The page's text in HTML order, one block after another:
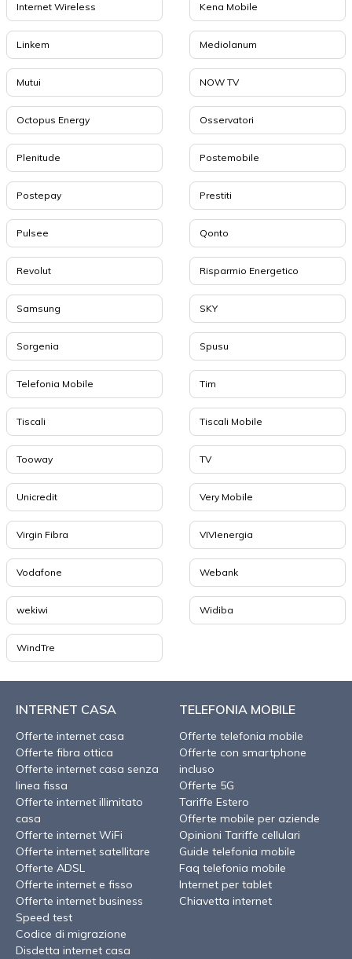
Internet Wireless Kena Mobile
Linkem Mediolanum
Mutui NOW TV
Octopus Energy Osservatori
Plenitude Postemobile
Postepay Prestiti
Pulsee Qonto
Revolut Risparmio Energetico
Samsung SKY
Sorgenia Spusu
Telefonia Mobile Tim
Tiscali Tiscali Mobile
Tooway TV
Unicredit Very Mobile
Virgin Fibra VIVIenergia
Vodafone Webank
wekiwi Widiba
WindTre
INTERNET CASA
Offerte internet casa
Offerte fibra ottica
Offerte internet casa senza
linea fissa
Offerte internet illimitato
casa
Offerte internet WiFi
Offerte internet satellitare
Offerte ADSL
Offerte internet e fisso
Offerte internet business
Speed test
Codice di migrazione
Disdetta internet casa
TELEFONIA MOBILE
Offerte telefonia mobile
Offerte con smartphone
incluso
Offerte 5G
Tariffe Estero
Offerte mobile per aziende
Opinioni Tariffe cellulari
Guide telefonia mobile
Faq telefonia mobile
Internet per tablet
Chiavetta internet